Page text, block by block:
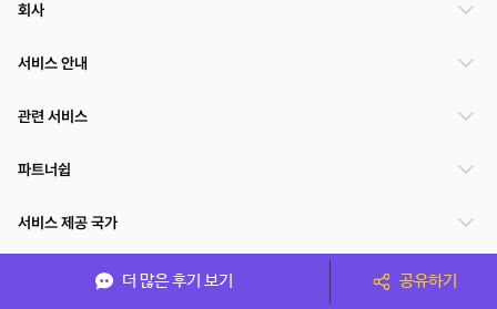
더 많은 후기 보기 공유하기
회사
서비스 안내
관련 서비스
파트너쉽
서비스 제공 국가